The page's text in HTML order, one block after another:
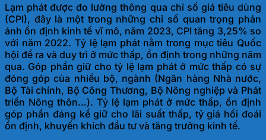
Lạm phát được đo lường thông qua chỉ số giá tiêu dùng
(CPI), đây là một trong những chỉ số quan trọng phản
ánh ổn định kinh tế vĩ mô, năm 2023, CPI tăng 3,25% so
với năm 2022. Tỷ lệ lạm phát nằm trong mục tiêu Quốc
hội đề ra và duy trì ở mức thấp, ổn định trong những năm
qua. Góp phần giữ cho tỷ lệ lạm phát ở mức thấp có sự
đóng góp của nhiều bộ, ngành (Ngân hàng Nhà nước,
Bộ Tài chính, Bộ Công Thương, Bộ Nông nghiệp và Phát
triển Nông thôn…). Tỷ lệ lạm phát ở mức thấp, ổn định
góp phần đáng kể giữ cho lãi suất thấp, tỷ giá hối đoái
ổn định, khuyến khích đầu tư và tăng trưởng kinh tế.